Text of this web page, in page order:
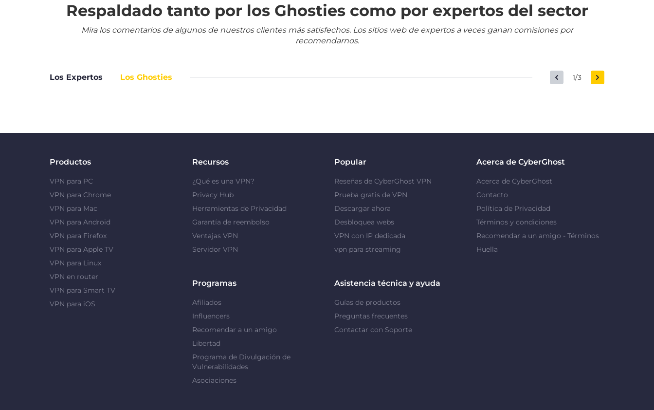
Respaldado tanto por los Ghosties como por expertos del sector
Mira los comentarios de algunos de nuestros clientes más satisfechos. Los sitios web de expertos a veces ganan comisiones por
recomendarnos.
Los Expertos Los Ghosties 1/3
Productos
VPN para PC
VPN para Chrome
VPN para Mac
VPN para Android
VPN para Firefox
VPN para Apple TV
VPN para Linux
VPN en router
VPN para Smart TV
VPN para iOS
Recursos
¿Qué es una VPN?
Privacy Hub
Herramientas de Privacidad
Garantía de reembolso
Ventajas VPN
Servidor VPN
Popular
Reseñas de CyberGhost VPN
Prueba gratis de VPN
Descargar ahora
Desbloquea webs
VPN con IP dedicada
vpn para streaming
Acerca de CyberGhost
Acerca de CyberGhost
Contacto
Política de Privacidad
Términos y condiciones
Recomendar a un amigo - Términos
Huella
Programas
Afiliados
Influencers
Recomendar a un amigo
Libertad
Programa de Divulgación de
Vulnerabilidades
Asociaciones
Asistencia técnica y ayuda
Guías de productos
Preguntas frecuentes
Contactar con Soporte